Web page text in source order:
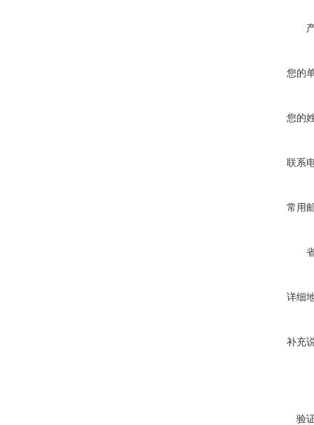
您的
您的
联系
常用
详细
补充
验